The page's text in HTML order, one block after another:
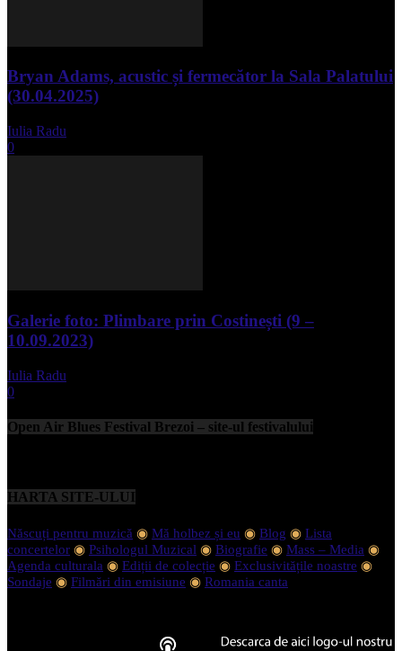
Bryan Adams, acustic și fermecător la Sala Palatului
(30.04.2025)
Iulia Radu
0
Galerie foto: Plimbare prin Costinești (9 –
10.09.2023)
Iulia Radu
0
Open Air Blues Festival Brezoi – site-ul festivalului
HARTA SITE-ULUI
Născuți pentru muzică ◉ Mă holbez și eu ◉ Blog ◉ Lista
concertelor ◉ Psihologul Muzical ◉ Biografie ◉ Mass – Media ◉
Agenda culturala ◉ Ediții de colecție ◉ Exclusivitățile noastre ◉
Sondaje ◉ Filmări din emisiune ◉ Romania canta